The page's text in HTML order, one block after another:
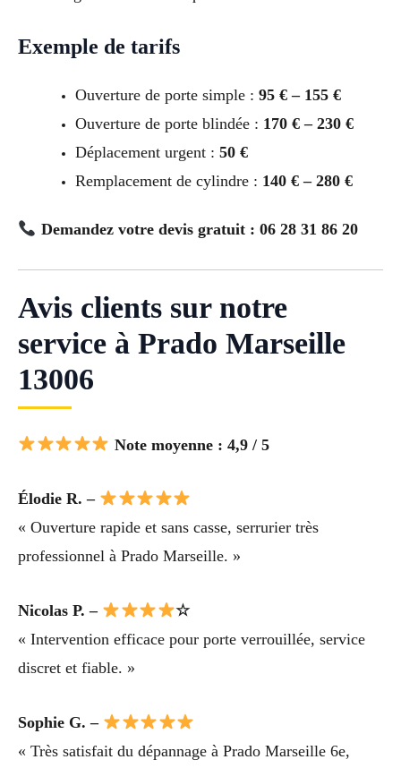
Exemple de tarifs
Ouverture de porte simple : 95 € – 155 €
Ouverture de porte blindée : 170 € – 230 €
Déplacement urgent : 50 €
Remplacement de cylindre : 140 € – 280 €
Demandez votre devis gratuit : 06 28 31 86 20
Avis clients sur notre
service à Prado Marseille
13006
Note moyenne : 4,9 / 5
Élodie R. –
« Ouverture rapide et sans casse, serrurier très
professionnel à Prado Marseille. »
Nicolas P. –
☆
« Intervention efficace pour porte verrouillée, service
discret et fiable. »
Sophie G. –
« Très satisfait du dépannage à Prado Marseille 6e,